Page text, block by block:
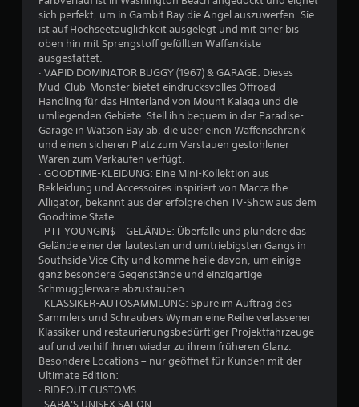
sich perfekt, um in Gambit Bay die Angel auszuwerfen. Sie
ist auf Hochseetauglichkeit ausgelegt und mit einer bis
oben hin mit Sprengstoff gefüllten Waffenkiste
ausgestattet.
· VAPID DOMINATOR BUGGY (1967) & GARAGE: Dieses
Mud-Club-Monster bietet eindrucksvolles Offroad-
Handling für das Hinterland von Mount Kalaga und die
umliegenden Gebiete. Stell ihn bequem in der Paradise-
Garage in Watson Bay ab, die über einen Waffenschrank
und einen sicheren Platz zum Verstauen gestohlener
Waren zum Verkaufen verfügt.
· GOODTIME-KLEIDUNG: Eine Mini-Kollektion aus
Bekleidung und Accessoires inspiriert von Macca the
Alligator, bekannt aus der erfolgreichen TV-Show aus dem
Goodtime State.
· PTT YOUNGIN$ – GELÄNDE: Überfalle und plündere das
Gelände einer der lautesten und umtriebigsten Gangs in
Southside Vice City und komme heile davon, um einige
ganz besondere Gegenstände und einzigartige
Schmugglerware abzustauben.
· KLASSIKER-AUTOSAMMLUNG: Spüre im Auftrag des
Sammlers und Schraubers Wyman eine Reihe verlassener
Klassiker und restaurierungsbedürftiger Projektfahrzeuge
auf und verhilf ihnen wieder zu ihrem früheren Glanz.
Besondere Locations – nur geöffnet für Kunden mit der
Ultimate Edition:
· RIDEOUT CUSTOMS
· SARA'S UNISEX SALON